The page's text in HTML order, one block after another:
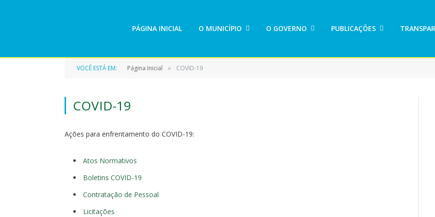
PÁGINA INICIAL O MUNICÍPIO O GOVERNO PUBLICAÇÕES
VOCÊ ESTÁ EM: Página Inicial » COVID-19
COVID-19
Ações para enfrentamento do COVID-19:
Atos Normativos
Boletins COVID-19
Contratação de Pessoal
Licitações